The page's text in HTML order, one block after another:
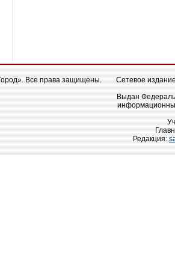
Все права защищены.
Сетевое
Выдан
Редакция: